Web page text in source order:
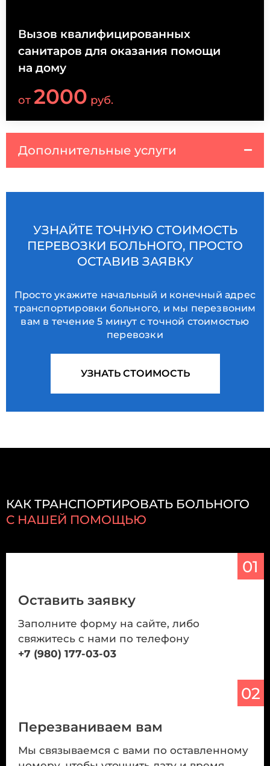
Вызов квалифицированных
санитаров для оказания помощи
на дому
от 2000 руб.
Дополнительные услуги
УЗНАЙТЕ ТОЧНУЮ СТОИМОСТЬ
ПЕРЕВОЗКИ БОЛЬНОГО, ПРОСТО
ОСТАВИВ ЗАЯВКУ
Просто укажите начальный и конечный адрес
транспортировки больного, и мы перезвоним
вам в течение 5 минут с точной стоимостью
перевозки
УЗНАТЬ СТОИМОСТЬ
КАК ТРАНСПОРТИРОВАТЬ БОЛЬНОГО
С НАШЕЙ ПОМОЩЬЮ
01
Оставить заявку
Заполните форму на сайте, либо
свяжитесь с нами по телефону
+7 (980) 177-03-03
02
Перезваниваем вам
Мы связываемся с вами по оставленному